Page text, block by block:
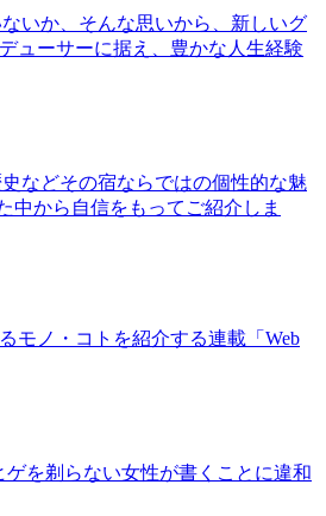
いか、そんな思いから、新しいグ
ューサーに据え、豊かな人生経験
などその宿ならではの個性的な魅
中から自信をもってご紹介しま
モノ・コトを紹介する連載「Web
を剃らない女性が書くことに違和